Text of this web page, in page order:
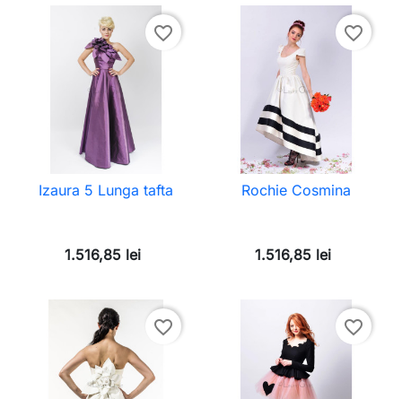
favorite_border
Izaura 5 Lunga tafta
1.516,85 lei
favorite_border
Rochie Cosmina
1.516,85 lei
favorite_border favorite_border